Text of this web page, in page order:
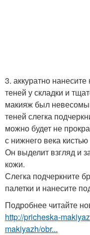
3. аккуратно
теней у складки и
макияж был
теней слегка
можно будет не
с нижнего века
Он выделит взгляд и
кожи.
Слегка подчеркните
палетки и нанесите
Подробнее читайте
http://pricheska-
makiyazh/obr...